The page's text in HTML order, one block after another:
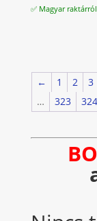
✅ Magyar raktárról
← 1 2 3
…
323 324